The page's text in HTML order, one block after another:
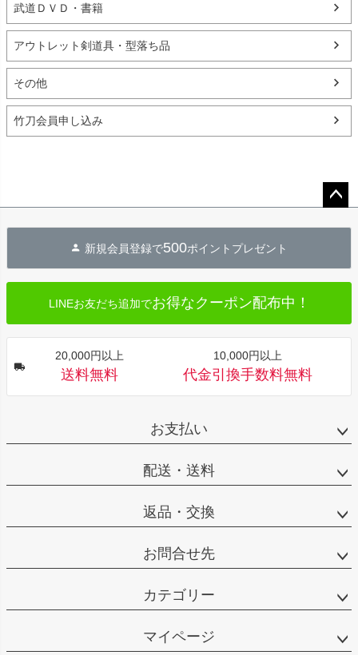
武道ＤＶＤ・書籍
アウトレット剣道具・型落ち品
その他
竹刀会員申し込み
へ
新規会員登録で500ポイントプレゼント
LINEお友だち追加でお得なクーポン配布中！
20,000円以上
送料無料
10,000円以上
代金引換手数料無料
お支払い
配送・送料
返品・交換
お問合せ先
カテゴリー
マイページ